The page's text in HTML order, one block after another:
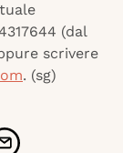
(dal
scrivere
. (sg)